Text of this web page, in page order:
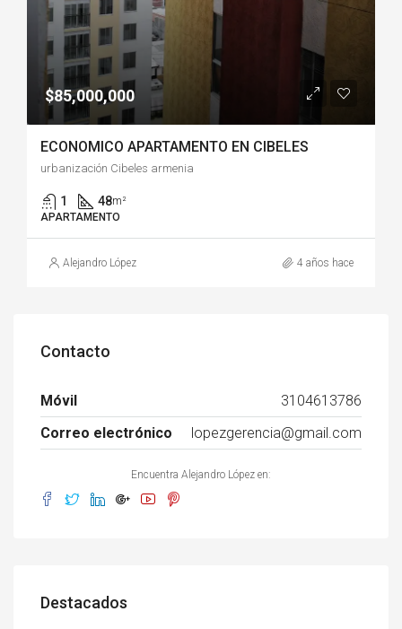
$85,000,000
ECONOMICO APARTAMENTO EN CIBELES
urbanización Cibeles armenia
1 48m²
APARTAMENTO
Alejandro López 4 años hace
Contacto
Móvil
3104613786
Correo electrónico
lopezgerencia@gmail.com
Encuentra Alejandro López en:
Destacados